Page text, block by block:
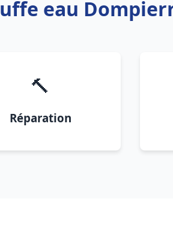
eau
🔨
Réparation